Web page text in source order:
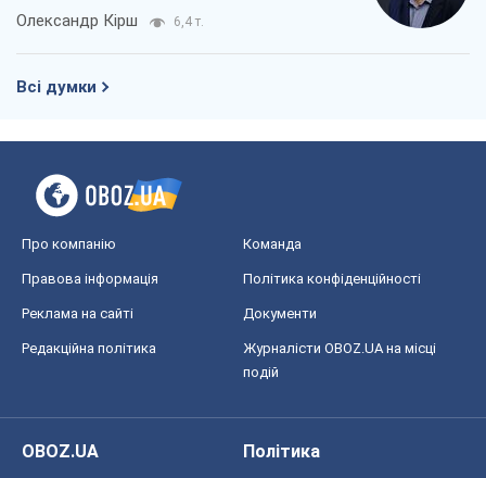
Олександр Кірш 6,4 т.
Всі думки
Про компанію Команда
Правова інформація Політика конфіденційності
Реклама на сайті Документи
Редакційна політика
Журналісти OBOZ.UA на місці
подій
OBOZ.UA
Політика